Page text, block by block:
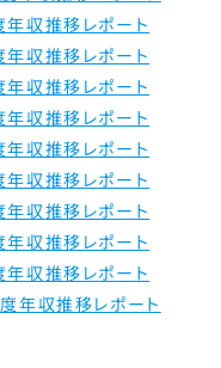
収推移レポート
収推移レポート
収推移レポート
収推移レポート
収推移レポート
収推移レポート
収推移レポート
収推移レポート
収推移レポート
年収推移レポート